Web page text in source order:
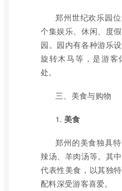
郑州世纪欢乐园
个集娱乐、休闲、度
园。园内有各种游乐设
旋转木马等，是游客
处。
三、美食与购物
1. 美食
郑州的美食独具
辣汤、羊肉汤等。其中
代表性美食，以其独
配料深受游客喜爱。